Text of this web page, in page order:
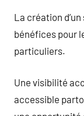
La création
bénéfices pour
particuliers.
Une visibilité
accessible